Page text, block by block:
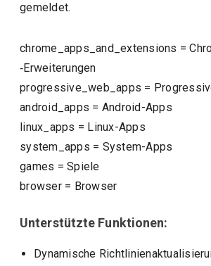
gemeldet.
chrome_apps_and_extensions =
‑Erweiterungen
progressive_web_apps =
android_apps = Android-Apps
linux_apps = Linux-Apps
system_apps = System-Apps
games =Spiele
browser= Browser
Unterstützte Funktionen:
Dynamische